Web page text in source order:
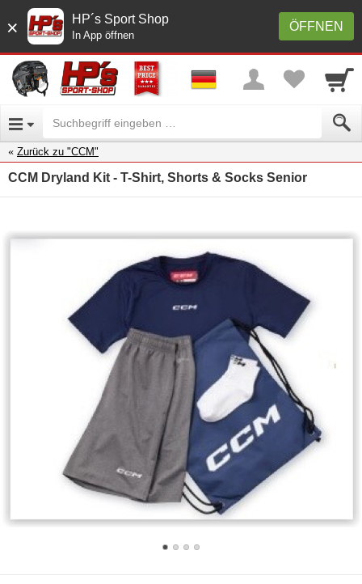
× ÖFFNEN
HP´s Sport Shop
In App öffnen
Zurück zu "CCM"
CCM Dryland Kit - T-Shirt, Shorts & Socks Senior